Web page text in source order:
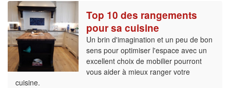
Top 10 des rangements
pour sa cuisine
Un brin d'imagination et un peu de bon
sens pour optimiser l'espace avec un
excellent choix de mobilier pourront
vous aider à mieux ranger votre
cuisine.